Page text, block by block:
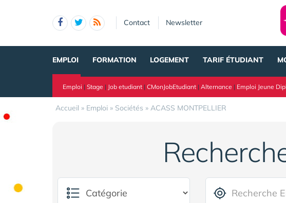
Contact Newsletter
EMPLOI FORMATION LOGEMENT TARIF ÉTUDIANT
Emploi | Stage | Job etudiant | CMonJobEtudiant | Alternance | Emploi Jeune
Accueil » Emploi » Sociétés » ACASS MONTPELLIER